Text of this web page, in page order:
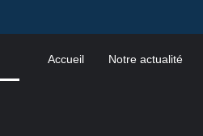
Accueil Notre actualité